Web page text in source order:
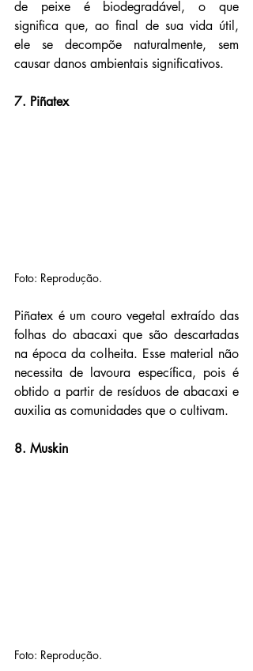
de peixe é biodegradável, o que
significa que, ao final de sua vida útil,
ele se decompõe naturalmente, sem
causar danos ambientais significativos.
7. Piñatex
Foto: Reprodução.
Piñatex é um couro vegetal extraído das
folhas do abacaxi que são descartadas
na época da colheita. Esse material não
necessita de lavoura específica, pois é
obtido a partir de resíduos de abacaxi e
auxilia as comunidades que o cultivam.
8. Muskin
Foto: Reprodução.